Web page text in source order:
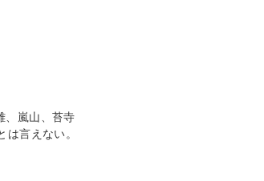
、嵐山、苔寺
言えない。